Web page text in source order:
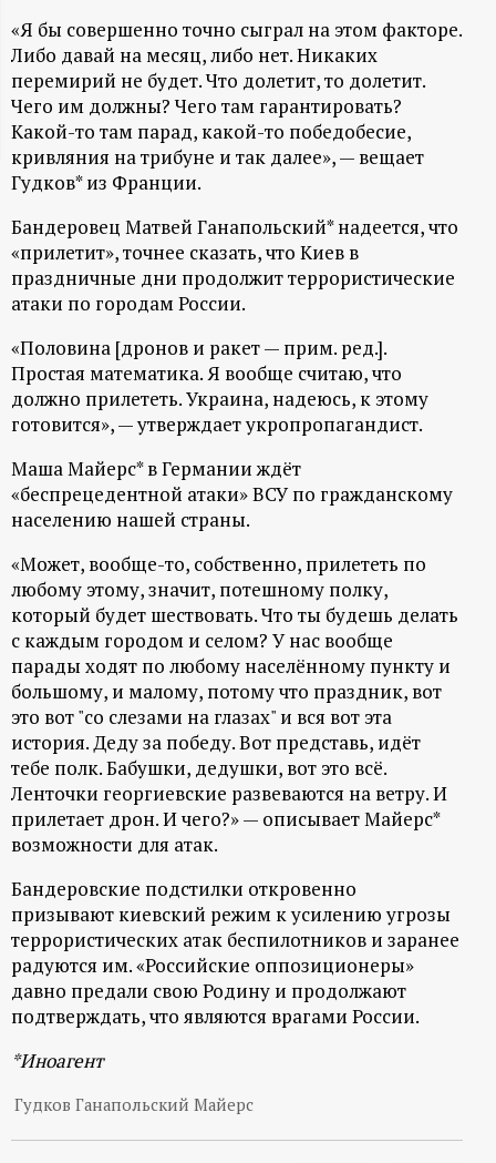
р
м
а
ц
и
о
н
н
ы
й
п
о
р
т
а
л
«Я бы совершенно точно сыграл на этом факторе.
Либо давай на месяц, либо нет. Никаких
перемирий не будет. Что долетит, то долетит.
Чего им должны? Чего там гарантировать?
Какой-то там парад, какой-то победобесие,
кривляния на трибуне и так далее», — вещает
Гудков* из Франции.
Бандеровец Матвей Ганапольский* надеется, что
«прилетит», точнее сказать, что Киев в
праздничные дни продолжит террористические
атаки по городам России.
«Половина [дронов и ракет — прим. ред.].
Простая математика. Я вообще считаю, что
должно прилететь. Украина, надеюсь, к этому
готовится», — утверждает укропропагандист.
Маша Майерс* в Германии ждёт
«беспрецедентной атаки» ВСУ по гражданскому
населению нашей страны.
«Может, вообще-то, собственно, прилететь по
любому этому, значит, потешному полку,
который будет шествовать. Что ты будешь делать
с каждым городом и селом? У нас вообще
парады ходят по любому населённому пункту и
большому, и малому, потому что праздник, вот
это вот "со слезами на глазах" и вся вот эта
история. Деду за победу. Вот представь, идёт
тебе полк. Бабушки, дедушки, вот это всё.
Ленточки георгиевские развеваются на ветру. И
прилетает дрон. И чего?» — описывает Майерс*
возможности для атак.
Бандеровские подстилки откровенно
призывают киевский режим к усилению угрозы
террористических атак беспилотников и заранее
радуются им. «Российские оппозиционеры»
давно предали свою Родину и продолжают
подтверждать, что являются врагами России.
*Иноагент
Гудков Ганапольский Майерс